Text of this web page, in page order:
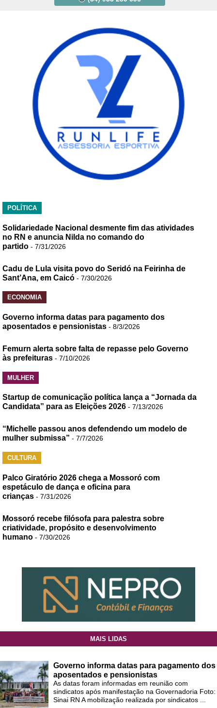
POLÍTICA
Solidariedade Nacional desmente fim das atividades
no RN e anuncia Nilda no comando do
partido - 7/31/2026
Cadu de Lula visita povo do Seridó na Feirinha de
Sant’Ana, em Caicó - 7/30/2026
ECONOMIA
Governo informa datas para pagamento dos
aposentados e pensionistas - 8/3/2026
Femurn alerta sobre falta de repasse pelo Governo
às prefeituras - 7/10/2026
MULHER
Startup de comunicação política lança a “Jornada da
Candidata” para as Eleições 2026 - 7/13/2026
“Michelle passou anos defendendo um modelo de
mulher submissa” - 7/7/2026
CULTURA
Palco Giratório 2026 chega a Mossoró com
espetáculo de dança e oficina para
crianças - 7/31/2026
Mossoró recebe filósofa para palestra sobre
criatividade, propósito e desenvolvimento
humano - 7/30/2026
MAIS LIDAS
Governo informa datas para pagamento dos
aposentados e pensionistas
As datas foram informadas em reunião com
sindicatos após manifestação na Governadoria Foto:
Sinai RN A mobilização realizada por sindicatos ...